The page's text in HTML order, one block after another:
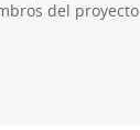
del proyecto